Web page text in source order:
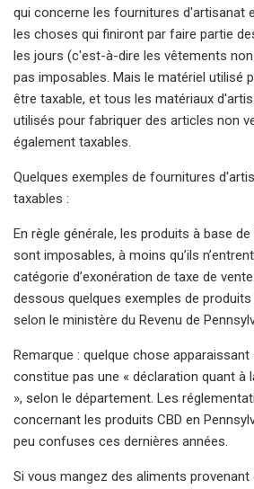
qui concerne les fournitures d'artisanat
les choses qui finiront par faire partie
les jours (c'est-à-dire les vêtements
pas imposables. Mais le matériel utilisé
être taxable, et tous les matériaux
utilisés pour fabriquer des articles non
également taxables.
Quelques exemples de fournitures
taxables :
En règle générale, les produits à base
sont imposables, à moins qu’ils
catégorie d’exonération de taxe de
dessous quelques exemples de
selon le ministère du Revenu de
Remarque : quelque chose
constitue pas une « déclaration quant à
», selon le département. Les
concernant les produits CBD en
peu confuses ces dernières années.
Si vous mangez des aliments